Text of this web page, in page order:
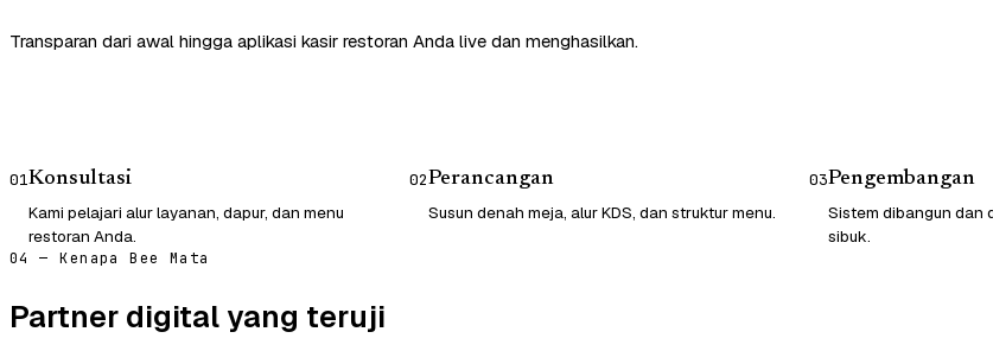
Transparan dari awal hingga aplikasi kasir restoran Anda live dan menghasilkan.
01Konsultasi
Kami pelajari alur layanan, dapur, dan menu
restoran Anda.
02Perancangan
Susun denah meja, alur KDS, dan struktur menu.
03Pengembangan
Sistem dibangun dan
sibuk.
04 — Kenapa Bee Mata
Partner digital yang teruji